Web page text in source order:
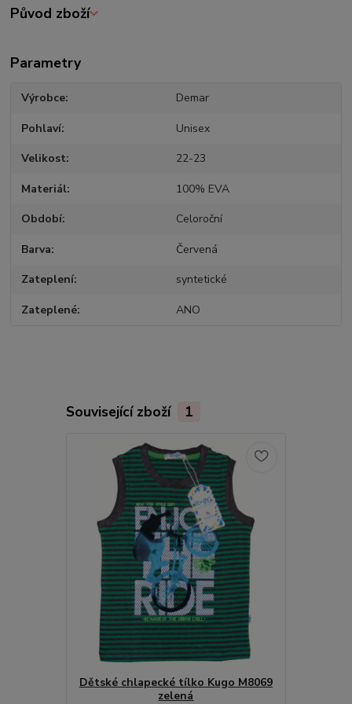
Původ zboží
Parametry
Výrobce Demar
Pohlaví Unisex
Velikost 22-23
Materiál 100% EVA
Období Celoroční
Barva Červená
Zateplení syntetické
Zateplené ANO
Související zboží 1
Dětské chlapecké tílko Kugo M8069
zelená